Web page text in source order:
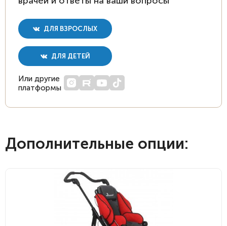
ДЛЯ ВЗРОСЛЫХ
ДЛЯ ДЕТЕЙ
Или другие
платформы
Дополнительные опции: